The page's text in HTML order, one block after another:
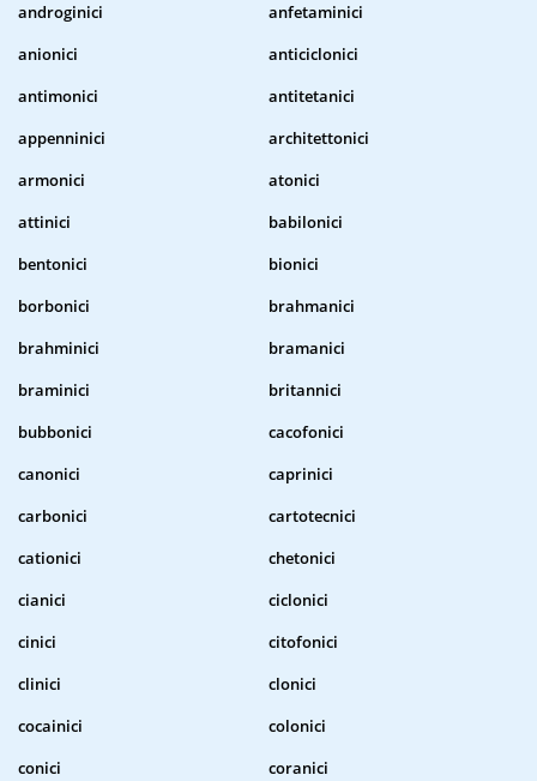
androginici
anfetaminici
anionici
anticiclonici
antimonici
antitetanici
appenninici
architettonici
armonici
atonici
attinici
babilonici
bentonici
bionici
borbonici
brahmanici
brahminici
bramanici
braminici
britannici
bubbonici
cacofonici
canonici
caprinici
carbonici
cartotecnici
cationici
chetonici
cianici
ciclonici
cinici
citofonici
clinici
clonici
cocainici
colonici
conici
coranici